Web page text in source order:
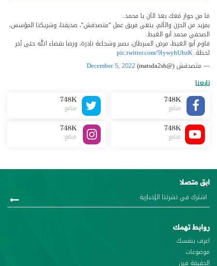
مَا من حوار مَعك بعدَ الآن يا محمد..
بمزيد من الحزن والألم، ينعى فريق عمل "متصدقش"، صديقنا، وشريكنا المؤسس،
الصحفي محمد أبو الغيط.
قاوم أبو الغيط، مرض السرطان، بصبر وشجاعة نادرة، ورضا بقضاء الله حتى آخر
لحظة. pic.twitter.com/9lywyhUbzK
— متصدقش (@matsda2sh)
December 5, 2022
تابعنا
748K
متابع
748K
متابع
748K
متابع
748K
متابع
ابق متصلا
روابط تهمك
اعرف بنفسك
موضوعات
الحقيقة فين